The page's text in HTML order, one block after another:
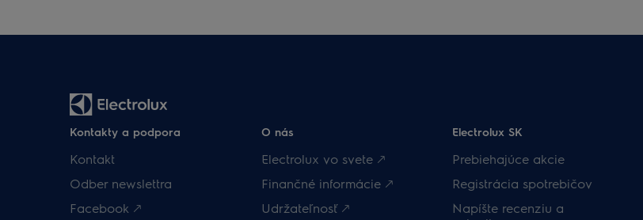
Kontakty a podpora
Kontakt
Odber newslettra
Facebook 🡕
O nás
Electrolux vo svete 🡕
Finančné informácie 🡕
Udržateľnosť 🡕
Electrolux SK
Prebiehajúce akcie
Registrácia spotrebičov
Napíšte recenziu a